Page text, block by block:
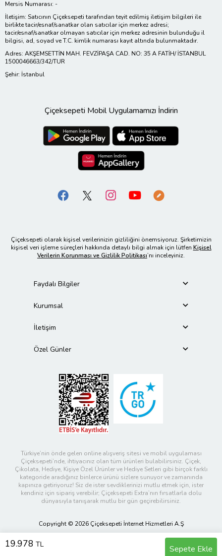
19.978 TL Sepete Ekle
Mersis Numarası: -
İletişim: Satıcının Çiçeksepeti tarafından teyit edilmiş iletişim bilgileri ile
birlikte tacir/esnaf/sanatkar olan satıcılar için merkez adresi;
tacir/esnaf/sanatkar olmayan satıcılar için merkez adresinin bulunduğu il
bilgisi, ad, soyad ve T.C. kimlik numarası kayıt altında bulunmaktadır.
Adres: AKŞEMSETTİN MAH. FEVZİPAŞA CAD. NO: 35 A FATİH/ İSTANBUL
1500046663/342/TUR
Şehir: İstanbul
Çiçeksepeti Mobil Uygulamamızı İndirin
Çiçeksepeti olarak kişisel verilerinizin gizliliğini önemsiyoruz. Şirketimizin
kişisel veri işleme süreçleri hakkında detaylı bilgi almak için lütfen Kişisel
Verilerin Korunması ve Gizlilik Politikası’nı inceleyiniz.
Faydalı Bilgiler
Kurumsal
İletişim
Özel Günler
Türkiye’nin önde gelen online alışveriş sitesi ve mobil uygulaması
Çiçeksepeti’nde, ihtiyacınız olan tüm ürünleri bulabilirsiniz. Çiçek,
Çikolata, Hediye, Kişiye Özel Ürünler ve Hediye Setleri gibi birçok farklı
kategoride aradığınız binlerce ürünü sizlere sunuyor ve zamanında
kapınıza getiriyoruz! Siz de ister sevdiklerinizi mutlu etmek için, ister
kendiniz için sipariş verebilir; Çiçeksepeti Extra’nın fırsatlarla dolu
dünyasıyla tanışarak mutlu bir gün geçirebilirsiniz.
Copyright © 2026 Çiçeksepeti İnternet Hizmetleri A.Ş